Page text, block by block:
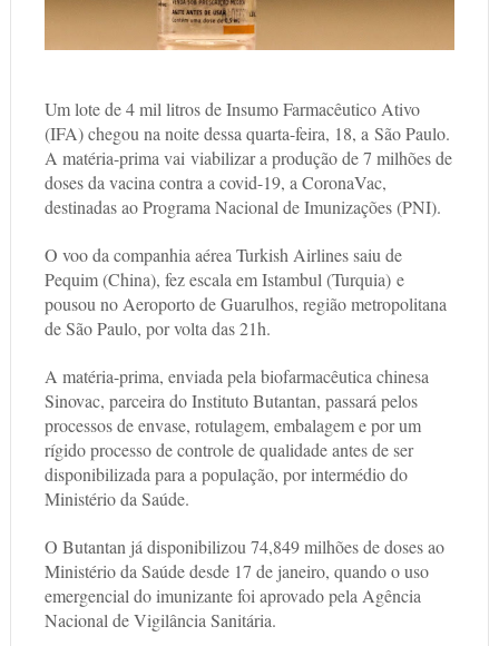
Um lote de 4 mil litros de Insumo Farmacêutico Ativo
(IFA) chegou na noite dessa quarta-feira, 18, a São Paulo.
A matéria-prima vai viabilizar a produção de 7 milhões de
doses da vacina contra a covid-19, a CoronaVac,
destinadas ao Programa Nacional de Imunizações (PNI).
O voo da companhia aérea Turkish Airlines saiu de
Pequim (China), fez escala em Istambul (Turquia) e
pousou no Aeroporto de Guarulhos, região metropolitana
de São Paulo, por volta das 21h.
A matéria-prima, enviada pela biofarmacêutica chinesa
Sinovac, parceira do Instituto Butantan, passará pelos
processos de envase, rotulagem, embalagem e por um
rígido processo de controle de qualidade antes de ser
disponibilizada para a população, por intermédio do
Ministério da Saúde.
O Butantan já disponibilizou 74,849 milhões de doses ao
Ministério da Saúde desde 17 de janeiro, quando o uso
emergencial do imunizante foi aprovado pela Agência
Nacional de Vigilância Sanitária.